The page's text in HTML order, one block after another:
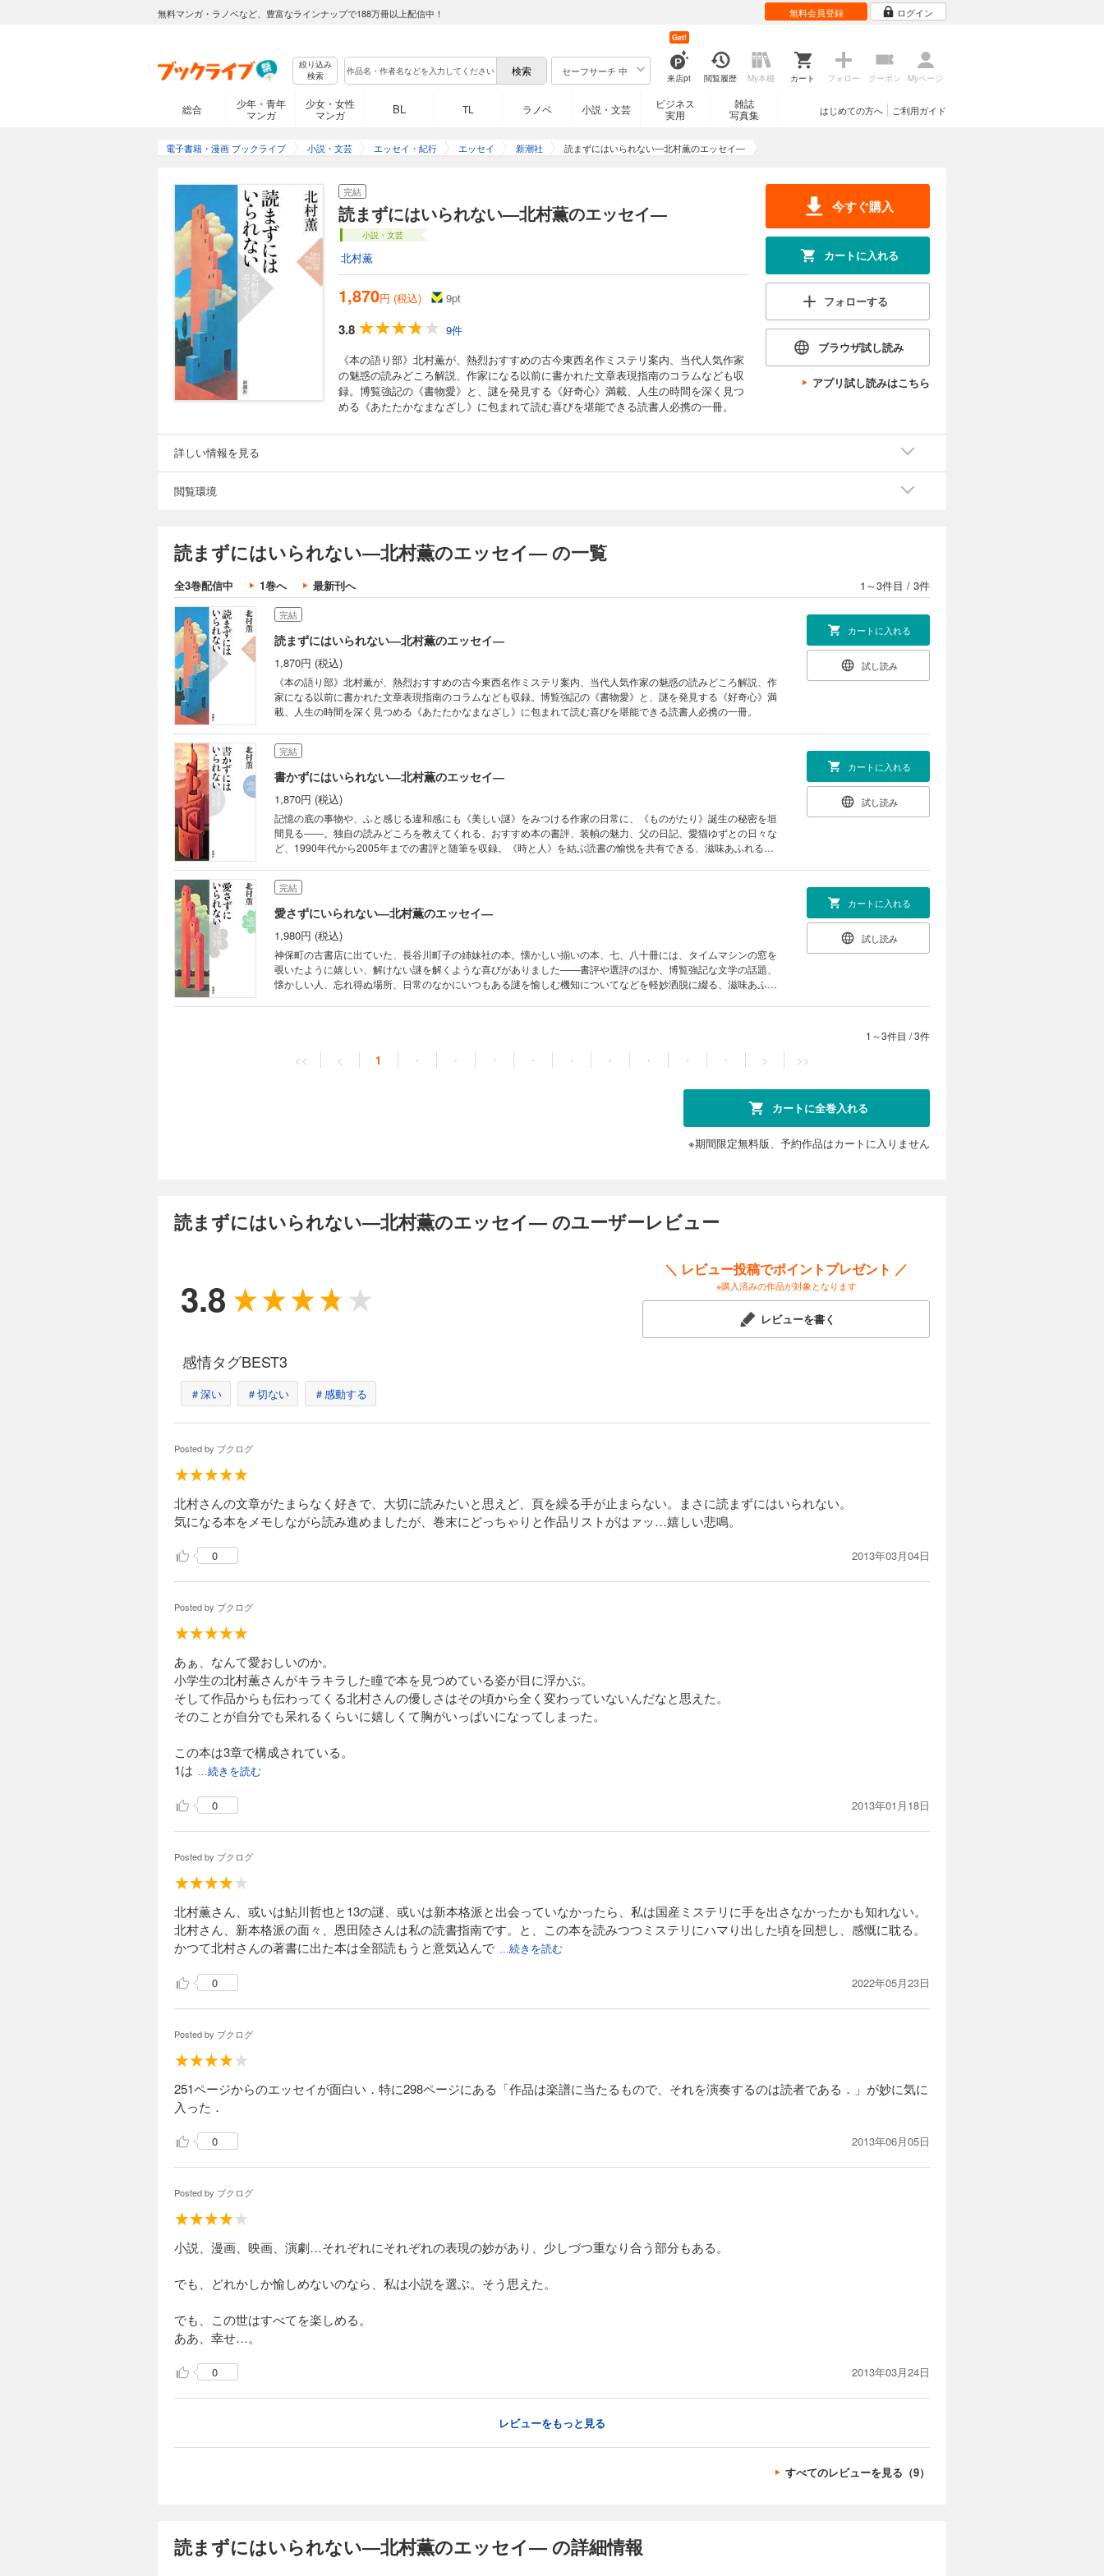
無料マンガ・ラノベなど、豊富なラインナップで188万冊以上配信中！ 無料会員登録 ログイン
絞り込み
検索
セーフサーチ 中
来店pt
Get!
閲覧履歴 My本棚 カート フォロー クーポン Myページ
総合
少年・青年
マンガ
少女・女性
マンガ
BL TL ラノベ 小説・文芸
ビジネス
実用
雑誌
写真集
ご利用ガイド
はじめての方へ
電子書籍・漫画 ブックライブ 小説・文芸 エッセイ・紀行 エッセイ 新潮社 読まずにはいられない―北村薫のエッセイ―
完結
読まずにはいられない―北村薫のエッセイ―
小説・文芸
北村薫
1,870円 (税込) 9pt
3.8
9件
《本の語り部》北村薫が、熱烈おすすめの古今東西名作ミステリ案内、当代人気作家
の魅惑の読みどころ解説、作家になる以前に書かれた文章表現指南のコラムなども収
録。博覧強記の《書物愛》と、謎を発見する《好奇心》満載、人生の時間を深く見つ
める《あたたかなまなざし》に包まれて読む喜びを堪能できる読書人必携の一冊。
今すぐ購入
カートに入れる
フォローする
ブラウザ試し読み
アプリ試し読みはこちら
詳しい情報を見る
閲覧環境
読まずにはいられない―北村薫のエッセイ― の一覧
全3巻配信中 1巻へ 最新刊へ 1～3件目 / 3件
完結
読まずにはいられない―北村薫のエッセイ―
1,870円 (税込)
《本の語り部》北村薫が、熱烈おすすめの古今東西名作ミステリ案内、当代人気作家の魅惑の読みどころ解説、作
家になる以前に書かれた文章表現指南のコラムなども収録。博覧強記の《書物愛》と、謎を発見する《好奇心》満
載、人生の時間を深く見つめる《あたたかなまなざし》に包まれて読む喜びを堪能できる読書人必携の一冊。
カートに入れる
試し読み
完結
書かずにはいられない―北村薫のエッセイ―
1,870円 (税込)
記憶の底の事物や、ふと感じる違和感にも《美しい謎》をみつける作家の日常に、《ものがたり》誕生の秘密を垣
間見る――。独自の読みどころを教えてくれる、おすすめ本の書評、装幀の魅力、父の日記、愛猫ゆずとの日々な
ど、1990年代から2005年までの書評と随筆を収録。《時と人》を結ぶ読書の愉悦を共有できる、滋味あふれるエ
カートに入れる
試し読み
完結
愛さずにいられない―北村薫のエッセイ―
1,980円 (税込)
神保町の古書店に出ていた、長谷川町子の姉妹社の本。懐かしい揃いの本、七、八十冊には、タイムマシンの窓を
覗いたように嬉しい、解けない謎を解くような喜びがありました――書評や選評のほか、博覧強記な文学の話題、
懐かしい人、忘れ得ぬ場所、日常のなかにいつもある謎を愉しむ機知についてなどを軽妙洒脱に綴る、滋味あふれ
カートに入れる
試し読み
1～3件目 /3件
<< < 1 ・ ・ ・ ・ ・ ・ ・ ・ ・ > >>
カートに全巻入れる
※期間限定無料版、予約作品はカートに入りません
読まずにはいられない―北村薫のエッセイ― のユーザーレビュー
3.8
＼ レビュー投稿でポイントプレゼント ／
※購入済みの作品が対象となります
レビューを書く
感情タグBEST3
＃深い ＃切ない ＃感動する
Posted by ブクログ
北村さんの文章がたまらなく好きで、大切に読みたいと思えど、頁を繰る手が止まらない。まさに読まずにはいられない。
気になる本をメモしながら読み進めましたが、巻末にどっちゃりと作品リストがはァッ…嬉しい悲鳴。
0 2013年03月04日
Posted by ブクログ
あぁ、なんて愛おしいのか。
小学生の北村薫さんがキラキラした瞳で本を見つめている姿が目に浮かぶ。
そして作品からも伝わってくる北村さんの優しさはその頃から全く変わっていないんだなと思えた。
そのことが自分でも呆れるくらいに嬉しくて胸がいっぱいになってしまった。
この本は3章で構成されている。
1は
...続きを読む
0 2013年01月18日
Posted by ブクログ
北村薫さん、或いは鮎川哲也と13の謎、或いは新本格派と出会っていなかったら、私は国産ミステリに手を出さなかったかも知れない。
北村さん、新本格派の面々、恩田陸さんは私の読書指南です。と、この本を読みつつミステリにハマり出した頃を回想し、感慨に耽る。
かつて北村さんの著書に出た本は全部読もうと意気込んで
...続きを読む
0 2022年05月23日
Posted by ブクログ
251ページからのエッセイが面白い．特に298ページにある「作品は楽譜に当たるもので、それを演奏するのは読者である．」が妙に気に
入った．
0 2013年06月05日
Posted by ブクログ
小説、漫画、映画、演劇…それぞれにそれぞれの表現の妙があり、少しづつ重なり合う部分もある。
でも、どれかしか愉しめないのなら、私は小説を選ぶ。そう思えた。
でも、この世はすべてを楽しめる。
ああ、幸せ…。
0 2013年03月24日
レビューをもっと見る
すべてのレビューを見る（9）
読まずにはいられない―北村薫のエッセイ― の詳細情報